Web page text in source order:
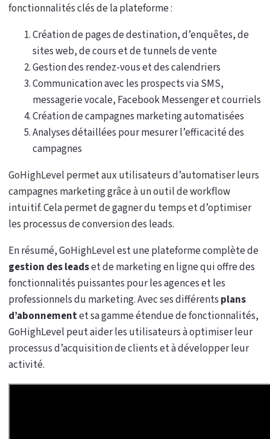
fonctionnalités clés de la plateforme :
Création de pages de destination, d’enquêtes, de
sites web, de cours et de tunnels de vente
Gestion des rendez-vous et des calendriers
Communication avec les prospects via SMS,
messagerie vocale, Facebook Messenger et courriels
Création de campagnes marketing automatisées
Analyses détaillées pour mesurer l’efficacité des
campagnes
GoHighLevel permet aux utilisateurs d’automatiser leurs
campagnes marketing grâce à un outil de workflow
intuitif. Cela permet de gagner du temps et d’optimiser
les processus de conversion des leads.
En résumé, GoHighLevel est une plateforme complète de
gestion des leadset de marketing en ligne qui offre des
fonctionnalités puissantes pour les agences et les
professionnels du marketing. Avec ses différents plans
d’abonnementet sa gamme étendue de fonctionnalités,
GoHighLevel peut aider les utilisateurs à optimiser leur
processus d’acquisition de clients et à développer leur
activité.